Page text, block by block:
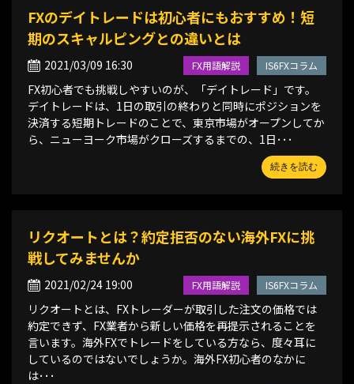
FXのデイトレードは初心者にもおすすめ！短
期のスキャルピングとの違いとは
2021/03/09 16:30
FX初心者でも挑戦しやすいのが、「デイトレード」です。
デイトレードは、1日の取引の終わりと同時にポジションを
決済する短期トレードのことで、東京市場がオープンしてか
ら、ニューヨーク市場がクローズするまでの、1日･･･
続きを読む
FX用語解説 IS6FXコラム
リクオートとは？約定拒否のない海外FXに挑
戦してみませんか
2021/02/24 19:00
リクオートとは、FXトレーダーが取引した注文の価格では
約定できず、FX業者から新しい価格を再提示されることを
言います。海外FXでトレードをしている方なら、度々耳に
しているのではないでしょうか。海外FX初心者のなかに
は･･･
FX用語解説 IS6FXコラム